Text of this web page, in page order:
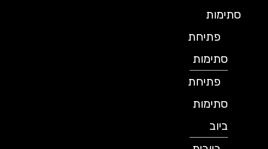
סתימות
פתיחת
סתימות
פתיחת
סתימות